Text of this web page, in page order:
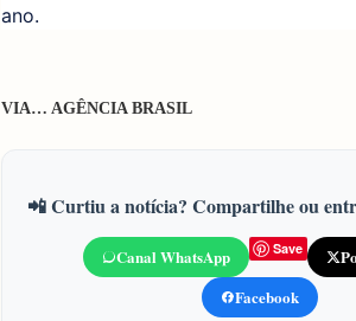
ano.
VIA… AGÊNCIA BRASIL
📲 Curtiu a notícia? Compartilhe ou
Canal WhatsApp Save
Facebook